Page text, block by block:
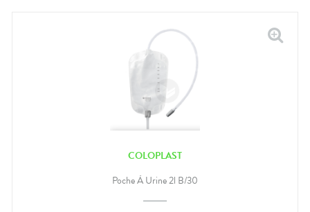
COLOPLAST
Poche À Urine 2l B/30